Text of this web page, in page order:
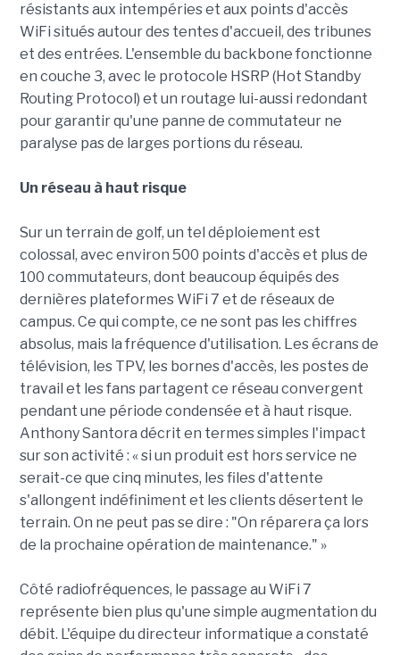
résistants aux intempéries et aux points d'accès
WiFi situés autour des tentes d'accueil, des tribunes
et des entrées. L'ensemble du backbone fonctionne
en couche 3, avec le protocole HSRP (Hot Standby
Routing Protocol) et un routage lui-aussi redondant
pour garantir qu'une panne de commutateur ne
paralyse pas de larges portions du réseau.
Un réseau à haut risque
Sur un terrain de golf, un tel déploiement est
colossal, avec environ 500 points d'accès et plus de
100 commutateurs, dont beaucoup équipés des
dernières plateformes WiFi 7 et de réseaux de
campus. Ce qui compte, ce ne sont pas les chiffres
absolus, mais la fréquence d'utilisation. Les écrans de
télévision, les TPV, les bornes d'accès, les postes de
travail et les fans partagent ce réseau convergent
pendant une période condensée et à haut risque.
Anthony Santora décrit en termes simples l'impact
sur son activité : « si un produit est hors service ne
serait-ce que cinq minutes, les files d'attente
s'allongent indéfiniment et les clients désertent le
terrain. On ne peut pas se dire : "On réparera ça lors
de la prochaine opération de maintenance." »
Côté radiofréquences, le passage au WiFi 7
représente bien plus qu'une simple augmentation du
débit. L'équipe du directeur informatique a constaté